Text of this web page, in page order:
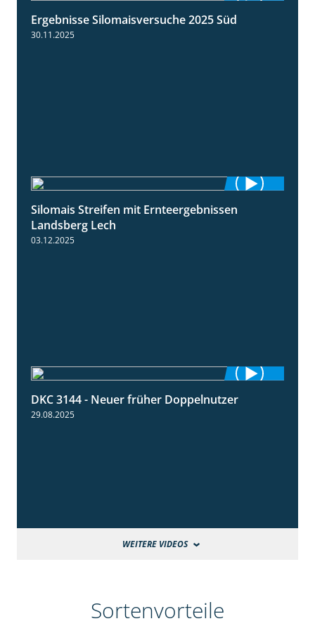
Ergebnisse Silomaisversuche 2025 Süd
30.11.2025
11:01
Silomais Streifen mit Ernteergebnissen
Landsberg Lech
03.12.2025
DKC 3144 - Neuer früher Doppelnutzer
29.08.2025
WEITERE VIDEOS
Sortenvorteile